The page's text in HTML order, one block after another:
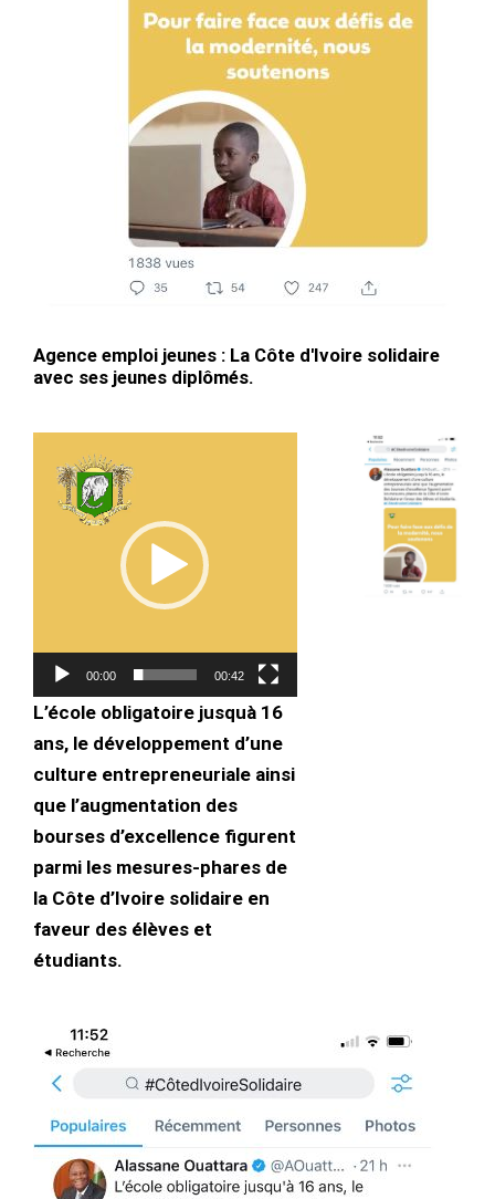
Agence emploi jeunes : La Côte d'Ivoire solidaire
avec ses jeunes diplômés.
vidéo
00:00 00:42
L’école obligatoire jusquà 16
ans, le développement d’une
culture entrepreneuriale ainsi
que l’augmentation des
bourses d’excellence figurent
parmi les mesures-phares de
la Côte d’Ivoire solidaire en
faveur des élèves et
étudiants.